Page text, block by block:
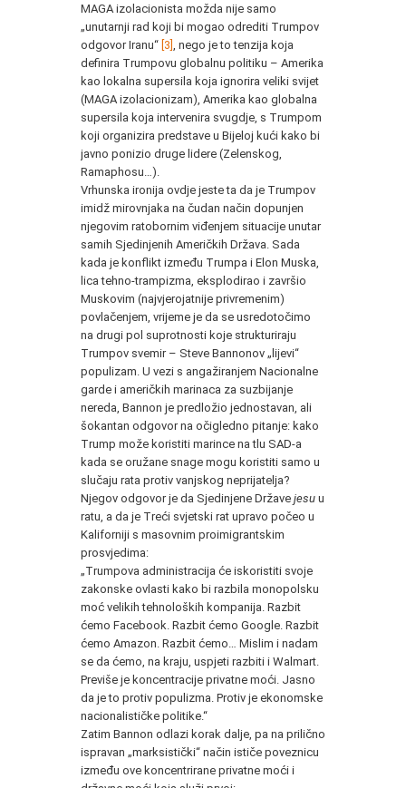
MAGA izolacionista možda nije samo
„unutarnji rad koji bi mogao odrediti Trumpov
odgovor Iranu“ [3]
, nego je to tenzija koja
definira Trumpovu globalnu politiku – Amerika
kao lokalna supersila koja ignorira veliki svijet
(MAGA izolacionizam), Amerika kao globalna
supersila koja intervenira svugdje, s Trumpom
koji organizira predstave u Bijeloj kući kako bi
javno ponizio druge lidere (Zelenskog,
Ramaphosu…).
Vrhunska ironija ovdje jeste ta da je Trumpov
imidž mirovnjaka na čudan način dopunjen
njegovim ratobornim viđenjem situacije unutar
samih Sjedinjenih Američkih Država. Sada
kada je konflikt između Trumpa i Elon Muska,
lica tehno-trampizma, eksplodirao i završio
Muskovim (najvjerojatnije privremenim)
povlačenjem, vrijeme je da se usredotočimo
na drugi pol suprotnosti koje strukturiraju
Trumpov svemir – Steve Bannonov „lijevi“
populizam. U vezi s angažiranjem Nacionalne
garde i američkih marinaca za suzbijanje
nereda, Bannon je predložio jednostavan, ali
šokantan odgovor na očigledno pitanje: kako
Trump može koristiti marince na tlu SAD-a
kada se oružane snage mogu koristiti samo u
slučaju rata protiv vanjskog neprijatelja?
Njegov odgovor je da Sjedinjene Države jesu u
ratu, a da je Treći svjetski rat upravo počeo u
Kaliforniji s masovnim proimigrantskim
prosvjedima:
„Trumpova administracija će iskoristiti svoje
zakonske ovlasti kako bi razbila monopolsku
moć velikih tehnoloških kompanija. Razbit
ćemo Facebook. Razbit ćemo Google. Razbit
ćemo Amazon. Razbit ćemo… Mislim i nadam
se da ćemo, na kraju, uspjeti razbiti i Walmart.
Previše je koncentracije privatne moći. Jasno
da je to protiv populizma. Protiv je ekonomske
nacionalističke politike.“
Zatim Bannon odlazi korak dalje, pa na prilično
ispravan „marksistički“ način ističe poveznicu
između ove koncentrirane privatne moći i